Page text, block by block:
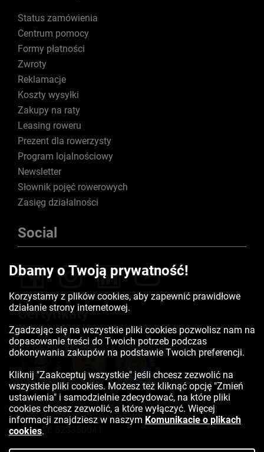
Status zamówienia
Centrum pomocy
Formy płatności
Zwroty
Reklamacje
Koszty wysyłki
Zakupy na raty
Leasing roweru
Prezent dla rowerzysty
Program lojalnościowy
Newsletter
Słownik pojęć rowerowych
Zasięg działalności
Social
Certyfikaty
Kontakt:
Dbamy o Twoją prywatność!
Korzystamy z plików cookies, aby zapewnić prawidłowe
działanie strony internetowej.
Zgadzając się na wszystkie pliki cookies pozwolisz nam na
dopasowanie treści do Twoich potrzeb podczas
dokonywania zakupów na podstawie Twoich preferencji.
Kliknij "Zaakceptuj wszystkie" jeśli chcesz zezwolić na
wszystkie pliki cookies. Możesz też kliknąć opcję "Zmień
ustawienia" i samodzielnie zdecydować, na które pliki
cookies chcesz zezwolić, a które wyłączyć. Więcej
informacji znajdziesz w naszym Komunikacie o plikach
cookies.